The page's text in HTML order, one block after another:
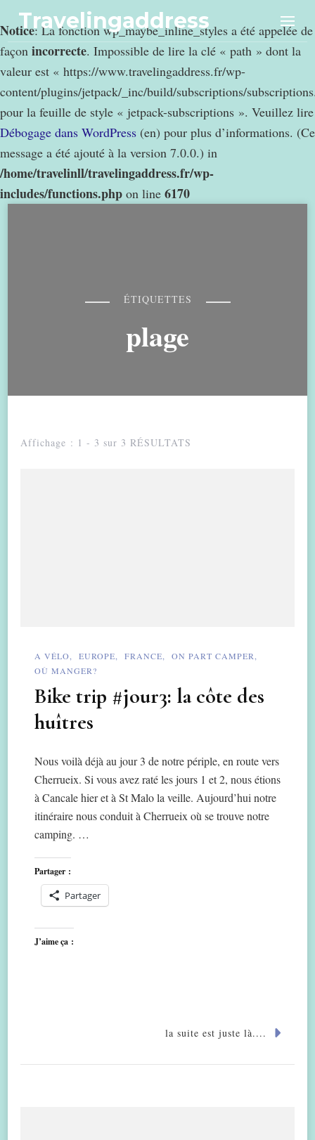
Notice: La fonction wp_maybe_inline_styles a été appelée de
façon incorrecte. Impossible de lire la clé « path » dont la
valeur est « https://www.travelingaddress.fr/wp-
content/plugins/jetpack/_inc/build/subscriptions/
pour la feuille de style « jetpack-subscriptions ». Veuillez lire
Débogage dans WordPress (en) pour plus d’informations. (Ce
message a été ajouté à la version 7.0.0.) in
/home/travelinll/travelingaddress.fr/wp-
includes/functions.php on line 6170
Travelingaddress
ÉTIQUETTES
plage
Affichage : 1 - 3 sur 3 RÉSULTATS
A VÉLO EUROPE FRANCE
ON PART CAMPER
OÙ MANGER?
Bike trip #jour3: la côte des
huîtres
Nous voilà déjà au jour 3 de notre périple, en route vers
Cherrueix. Si vous avez raté les jours 1 et 2, nous étions
à Cancale hier et à St Malo la veille. Aujourd’hui notre
itinéraire nous conduit à Cherrueix où se trouve notre
camping. …
Partager :
Partager
J’aime ça :
la suite est juste là....